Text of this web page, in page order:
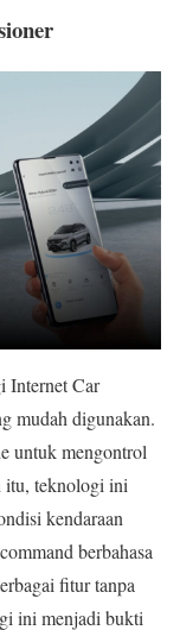
Internet Car
mudah digunakan.
untuk mengontrol
itu, teknologi ini
kendaraan
berbahasa
fitur tanpa
ini menjadi bukti